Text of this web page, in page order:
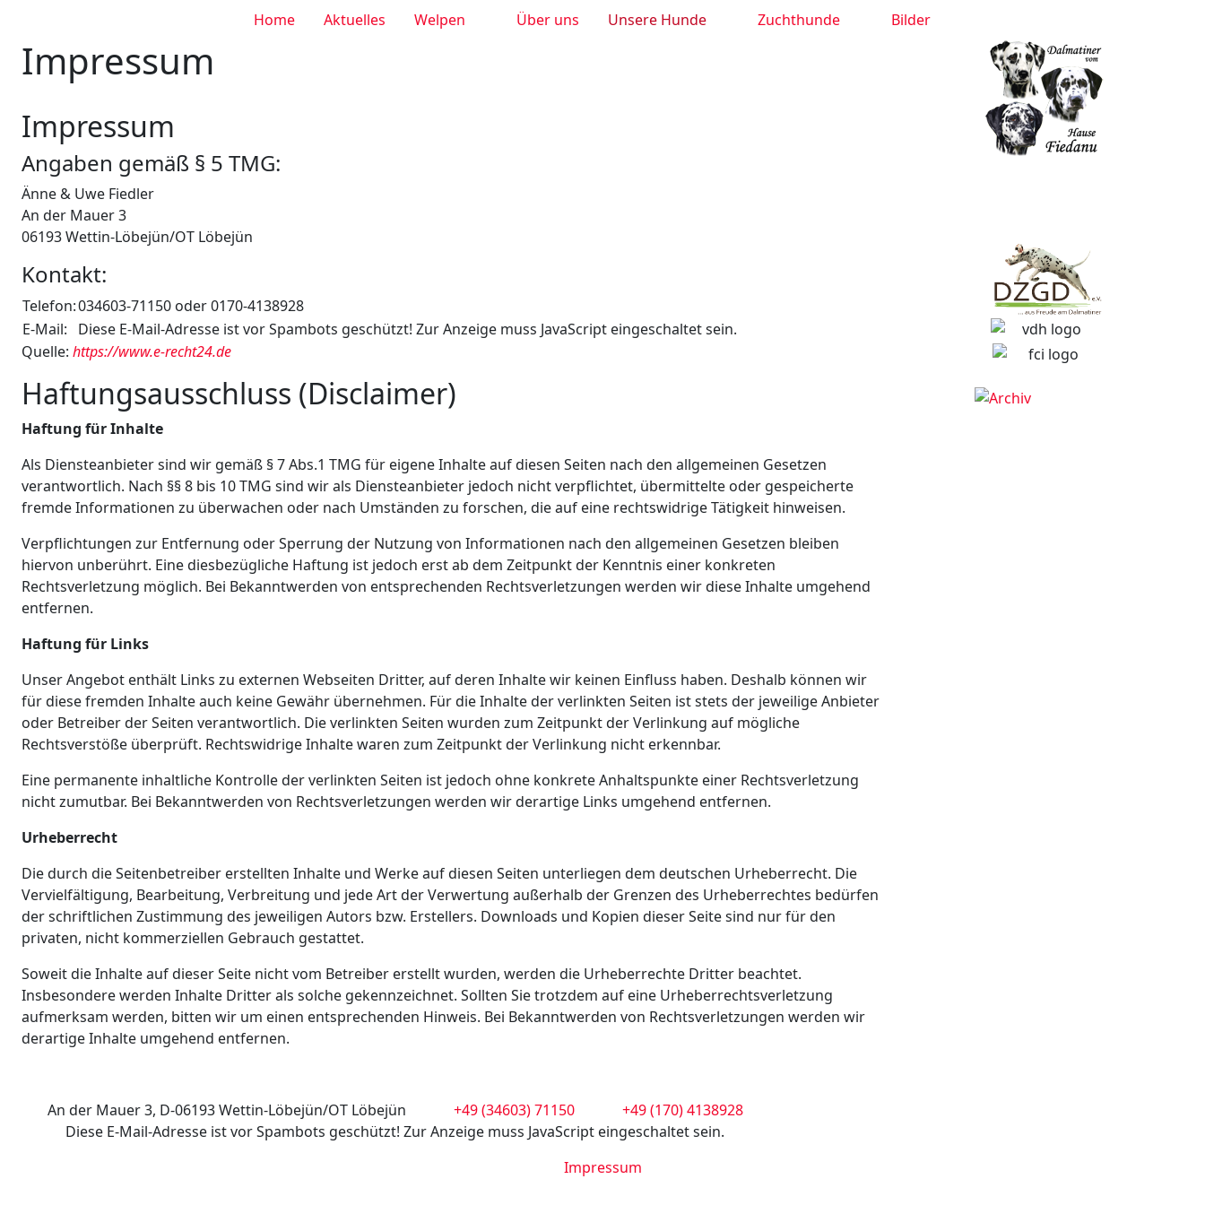
Home Aktuelles Welpen Über uns Unsere Hunde Zuchthunde Bilder
Impressum
Impressum
Angaben gemäß § 5 TMG:
Änne & Uwe Fiedler
An der Mauer 3
06193 Wettin-Löbejün/OT Löbejün
Kontakt:
Telefon:034603-71150 oder 0170-4138928
E-Mail:
Diese E-Mail-Adresse ist vor Spambots geschützt! Zur Anzeige muss JavaScript eingeschaltet sein.
Quelle: https://www.e-recht24.de
Haftungsausschluss (Disclaimer)
Haftung für Inhalte
Als Diensteanbieter sind wir gemäß § 7 Abs.1 TMG für eigene Inhalte auf diesen Seiten nach den allgemeinen Gesetzen
verantwortlich. Nach §§ 8 bis 10 TMG sind wir als Diensteanbieter jedoch nicht verpflichtet, übermittelte oder gespeicherte
fremde Informationen zu überwachen oder nach Umständen zu forschen, die auf eine rechtswidrige Tätigkeit hinweisen.
Verpflichtungen zur Entfernung oder Sperrung der Nutzung von Informationen nach den allgemeinen Gesetzen bleiben
hiervon unberührt. Eine diesbezügliche Haftung ist jedoch erst ab dem Zeitpunkt der Kenntnis einer konkreten
Rechtsverletzung möglich. Bei Bekanntwerden von entsprechenden Rechtsverletzungen werden wir diese Inhalte umgehend
entfernen.
Haftung für Links
Unser Angebot enthält Links zu externen Webseiten Dritter, auf deren Inhalte wir keinen Einfluss haben. Deshalb können wir
für diese fremden Inhalte auch keine Gewähr übernehmen. Für die Inhalte der verlinkten Seiten ist stets der jeweilige Anbieter
oder Betreiber der Seiten verantwortlich. Die verlinkten Seiten wurden zum Zeitpunkt der Verlinkung auf mögliche
Rechtsverstöße überprüft. Rechtswidrige Inhalte waren zum Zeitpunkt der Verlinkung nicht erkennbar.
Eine permanente inhaltliche Kontrolle der verlinkten Seiten ist jedoch ohne konkrete Anhaltspunkte einer Rechtsverletzung
nicht zumutbar. Bei Bekanntwerden von Rechtsverletzungen werden wir derartige Links umgehend entfernen.
Urheberrecht
Die durch die Seitenbetreiber erstellten Inhalte und Werke auf diesen Seiten unterliegen dem deutschen Urheberrecht. Die
Vervielfältigung, Bearbeitung, Verbreitung und jede Art der Verwertung außerhalb der Grenzen des Urheberrechtes bedürfen
der schriftlichen Zustimmung des jeweiligen Autors bzw. Erstellers. Downloads und Kopien dieser Seite sind nur für den
privaten, nicht kommerziellen Gebrauch gestattet.
Soweit die Inhalte auf dieser Seite nicht vom Betreiber erstellt wurden, werden die Urheberrechte Dritter beachtet.
Insbesondere werden Inhalte Dritter als solche gekennzeichnet. Sollten Sie trotzdem auf eine Urheberrechtsverletzung
aufmerksam werden, bitten wir um einen entsprechenden Hinweis. Bei Bekanntwerden von Rechtsverletzungen werden wir
derartige Inhalte umgehend entfernen.
An der Mauer 3, D-06193 Wettin-Löbejün/OT Löbejün +49 (34603) 71150
+49 (170) 4138928
Diese E-Mail-Adresse ist vor Spambots geschützt! Zur Anzeige muss JavaScript eingeschaltet sein.
Impressum